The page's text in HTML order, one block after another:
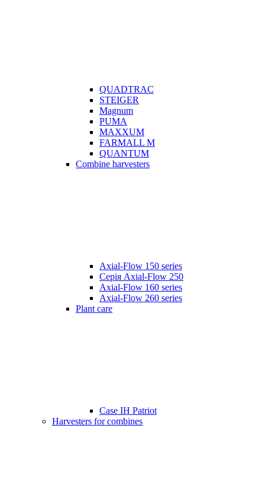
QUADTRAC
STEIGER
Magnum
PUMA
MAXXUM
FARMALL M
QUANTUM
Combine harvesters
Axial-Flow 150 series
Серія Axial-Flow 250
Axial-Flow 160 series
Axial-Flow 260 series
Plant care
Case IH Patriot
Harvesters for combines